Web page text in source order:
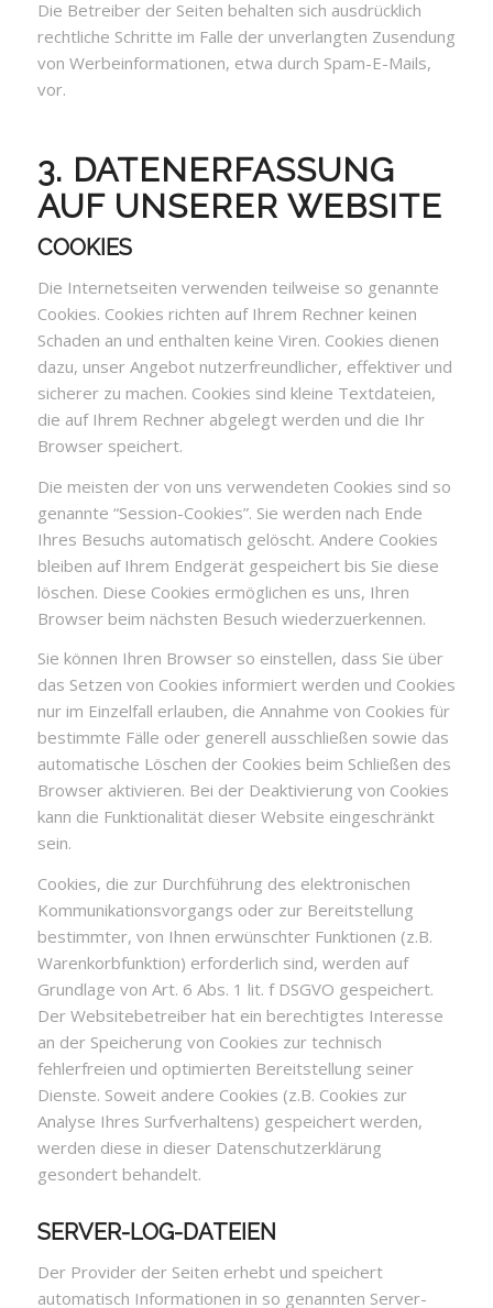
Die Betreiber der Seiten behalten sich ausdrücklich
rechtliche Schritte im Falle der unverlangten Zusendung
von Werbeinformationen, etwa durch Spam-E-Mails,
vor.
3. DATENERFASSUNG
AUF UNSERER WEBSITE
COOKIES
Die Internetseiten verwenden teilweise so genannte
Cookies. Cookies richten auf Ihrem Rechner keinen
Schaden an und enthalten keine Viren. Cookies dienen
dazu, unser Angebot nutzerfreundlicher, effektiver und
sicherer zu machen. Cookies sind kleine Textdateien,
die auf Ihrem Rechner abgelegt werden und die Ihr
Browser speichert.
Die meisten der von uns verwendeten Cookies sind so
genannte “Session-Cookies”. Sie werden nach Ende
Ihres Besuchs automatisch gelöscht. Andere Cookies
bleiben auf Ihrem Endgerät gespeichert bis Sie diese
löschen. Diese Cookies ermöglichen es uns, Ihren
Browser beim nächsten Besuch wiederzuerkennen.
Sie können Ihren Browser so einstellen, dass Sie über
das Setzen von Cookies informiert werden und Cookies
nur im Einzelfall erlauben, die Annahme von Cookies für
bestimmte Fälle oder generell ausschließen sowie das
automatische Löschen der Cookies beim Schließen des
Browser aktivieren. Bei der Deaktivierung von Cookies
kann die Funktionalität dieser Website eingeschränkt
sein.
Cookies, die zur Durchführung des elektronischen
Kommunikationsvorgangs oder zur Bereitstellung
bestimmter, von Ihnen erwünschter Funktionen (z.B.
Warenkorbfunktion) erforderlich sind, werden auf
Grundlage von Art. 6 Abs. 1 lit. f DSGVO gespeichert.
Der Websitebetreiber hat ein berechtigtes Interesse
an der Speicherung von Cookies zur technisch
fehlerfreien und optimierten Bereitstellung seiner
Dienste. Soweit andere Cookies (z.B. Cookies zur
Analyse Ihres Surfverhaltens) gespeichert werden,
werden diese in dieser Datenschutzerklärung
gesondert behandelt.
SERVER-LOG-DATEIEN
Der Provider der Seiten erhebt und speichert
automatisch Informationen in so genannten Server-